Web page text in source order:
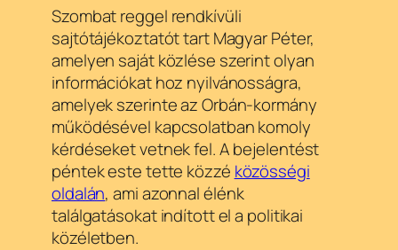
Szombat reggel rendkívüli
sajtótájékoztatót tart Magyar Péter,
amelyen saját közlése szerint olyan
információkat hoz nyilvánosságra,
amelyek szerinte az Orbán-kormány
működésével kapcsolatban komoly
kérdéseket vetnek fel. A bejelentést
péntek este tette közzé közösségi
oldalán, ami azonnal élénk
találgatásokat indított el a politikai
közéletben.